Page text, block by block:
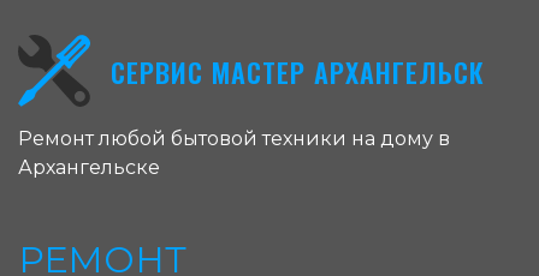
СЕРВИС МАСТЕР АРХАНГЕЛЬСК
Ремонт любой бытовой техники на дому в
Архангельске
РЕМОНТ